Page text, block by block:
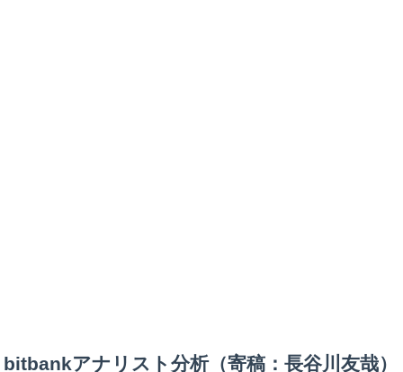
bitbankアナリスト分析（寄稿：長谷川友哉）